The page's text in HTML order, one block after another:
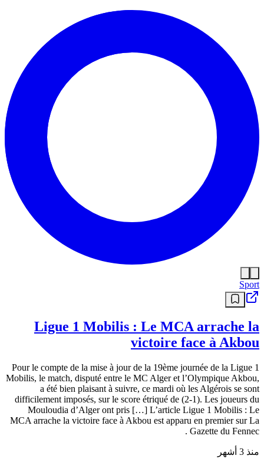
Sport
Ligue 1 Mobilis : Le MCA arrache la
victoire face à Akbou
Pour le compte de la mise à jour de la 19ème journée de la Ligue 1
Mobilis, le match, disputé entre le MC Alger et l’Olympique Akbou,
a été bien plaisant à suivre, ce mardi où les Algérois se sont
difficilement imposés, sur le score étriqué de (2-1). Les joueurs du
Mouloudia d’Alger ont pris […] L’article Ligue 1 Mobilis : Le
MCA arrache la victoire face à Akbou est apparu en premier sur La
Gazette du Fennec .
منذ 3 أشهر